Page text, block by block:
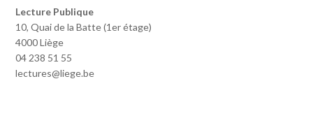
Lecture Publique
10, Quai de la Batte (1er étage)
4000 Liège
04 238 51 55
lectures@liege.be